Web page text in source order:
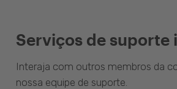
Serviços de suporte
Interaja com outros membros da
nossa equipe de suporte.